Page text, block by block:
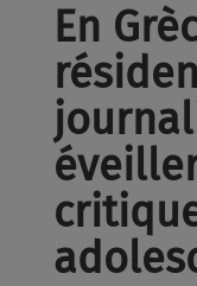
En